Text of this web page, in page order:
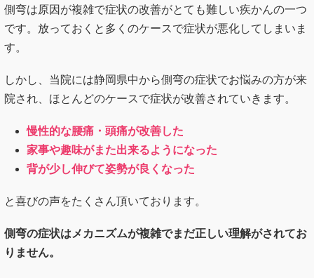
側弯は原因が複雑で症状の改善がとても難しい疾かんの一つ
です。放っておくと多くのケースで症状が悪化してしまいま
す。
しかし、当院には静岡県中から側弯の症状でお悩みの方が来
院され、ほとんどのケースで症状が改善されていきます。
慢性的な腰痛・頭痛が改善した
家事や趣味がまた出来るようになった
背が少し伸びて姿勢が良くなった
と喜びの声をたくさん頂いております。
側弯の症状はメカニズムが複雑でまだ正しい理解がされてお
りません。